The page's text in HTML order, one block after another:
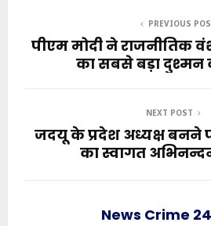
PREVIOUS
पीएम मोदी ने राजनीतिक
का सबसे बड़ा दुश्मन
NEXT POST
जदयू के प्रदेश अध्यक्ष बनने
का स्वागत
News Crime